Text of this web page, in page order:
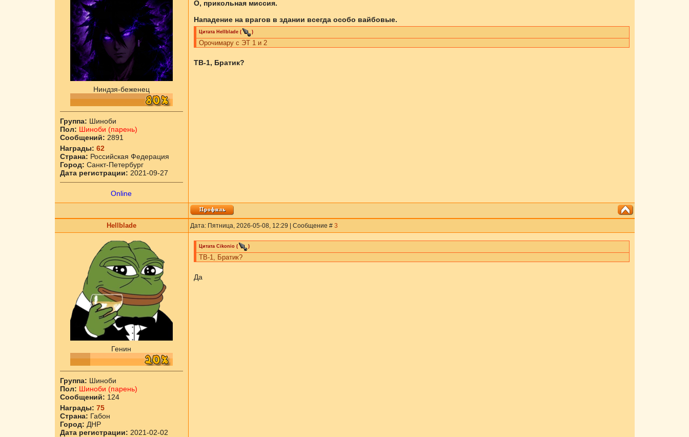
Ниндзя-беженец
Группа: Шиноби
Пол: Шиноби (парень)
Сообщений: 2891
Награды: 62
Страна: Российская Федерация
Город: Санкт-Петербург
Дата регистрации: 2021-09-27
Online
О, прикольная миссия.
Нападение на врагов в здании всегда особо вайбовые.
Цитата Hellblade( )
Орочимару с ЭТ 1 и 2
ТВ-1, Братик?
Hellblade Дата: Пятница, 2026-05-08, 12:29 | Сообщение # 3
Генин
Группа: Шиноби
Пол: Шиноби (парень)
Сообщений: 124
Награды: 75
Страна: Габон
Город: ДНР
Дата регистрации: 2021-02-02
Цитата Cikоnio ( )
ТВ-1, Братик?
Да